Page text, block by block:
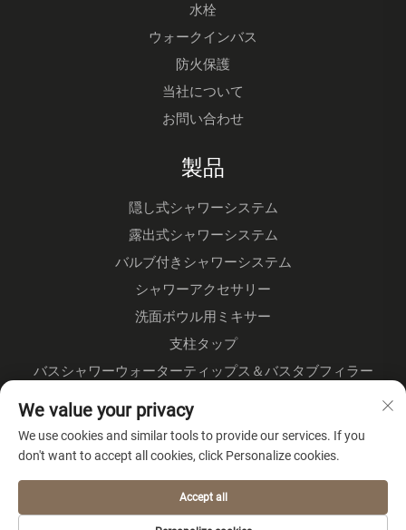
水栓
ウォークインバス
防火保護
当社について
お問い合わせ
製品
隠し式シャワーシステム
露出式シャワーシステム
バルブ付きシャワーシステム
シャワーアクセサリー
洗面ボウル用ミキサー
支柱タップ
バスシャワーウォーターティップス＆バスタブフィラー
フロアスタンド式水栓
キッチン水栓
会社概要
プライバシーポリシー
We value your privacy
We use cookies and similar tools to provide our services. If you
don't want to accept all cookies, click Personalize cookies.
Accept all